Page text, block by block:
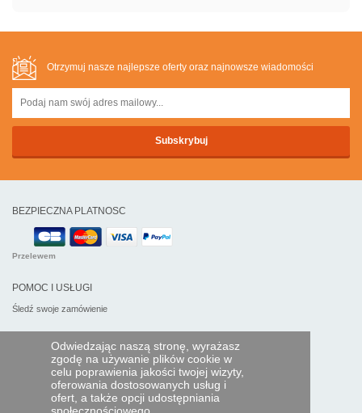
Odwiedzając naszą stronę, wyrażasz
zgodę na używanie plików cookie w
celu poprawienia jakości twojej wizyty,
oferowania dostosowanych usług i
ofert, a także opcji udostępniania
Otrzymuj nasze najlepsze oferty oraz najnowsze wiadomości
BEZPIECZNA PLATNOSC
Przelewem
POMOC I USŁUGI
Śledź swoje zamówienie
PILOTY EXPRESS
Kim jesteśmy?
Informacje prawne
Dane osobowe
Moja strefa dla firm